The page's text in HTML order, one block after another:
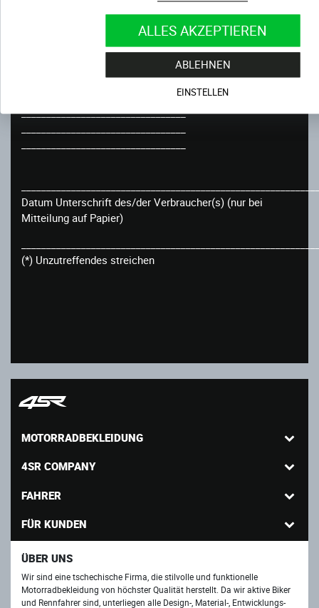
ALLES AKZEPTIEREN
ABLEHNEN
EINSTELLEN
Bestellt am ___________________ (*)/erhalten am
_______________________(*)
______________________________________
_________________________________
Datum Unterschrift des/der Verbraucher(s) (nur bei
Mitteilung auf Papier)
(*) Unzutreffendes streichen
MOTORRADBEKLEIDUNG
4SR COMPANY
FAHRER
FÜR KUNDEN
ÜBER UNS
Wir sind eine tschechische Firma, die stilvolle und funktionelle
Motorradbekleidung von höchster Qualität herstellt. Da wir aktive Biker
und Rennfahrer sind, unterliegen alle Design-, Material-, Entwicklungs-